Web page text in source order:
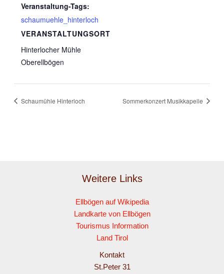
Veranstaltung-Tags:
schaumuehle_hinterloch
VERANSTALTUNGSORT
Hinterlocher Mühle
Oberellbögen
Schaumühle Hinterloch Sommerkonzert Musikkapelle
Weitere Links
Ellbögen auf Wikipedia
Landkarte von Ellbögen
Tourismus Information
Land Tirol
Kontakt
St.Peter 31